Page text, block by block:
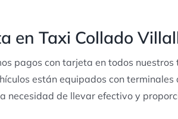
en Taxi Collado
pagos con tarjeta en todos
están equipados con
necesidad de llevar efectivo y